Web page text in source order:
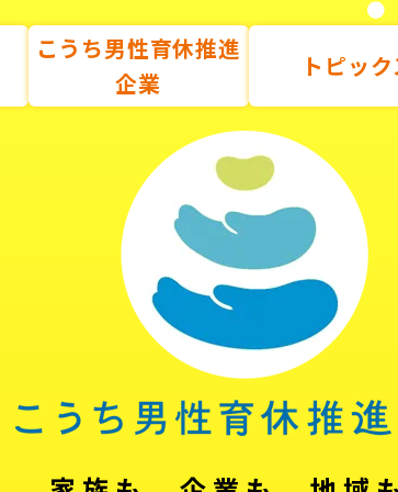
こうち男性育休推進
企業
トピッ